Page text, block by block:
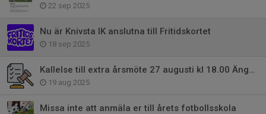
22 sep 2025
Nu är Knivsta IK anslutna till Fritidskortet
18 sep 2025
Kallelse till extra årsmöte 27 augusti kl 18.00 Ängby Park
19 aug 2025
Missa inte att anmäla er till årets fotbollsskola